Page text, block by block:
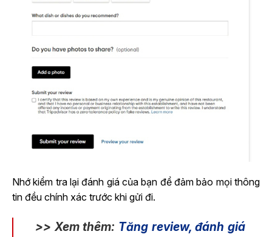
Nhớ kiểm tra lại đánh giá của bạn để đảm bảo mọi thông
tin đều chính xác trước khi gửi đi.
>> Xem thêm: Tăng review, đánh giá